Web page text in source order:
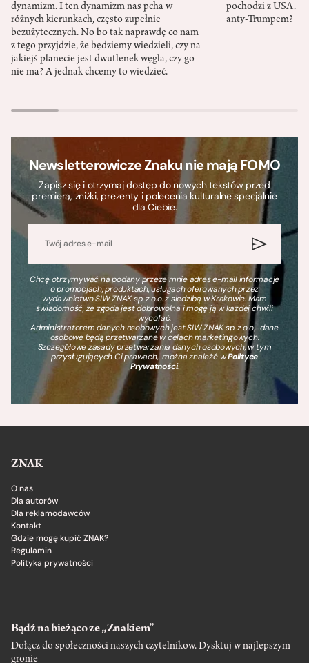
dynamizm. I ten dynamizm nas pcha w
różnych kierunkach, często zupełnie
bezużytecznych. No bo tak naprawdę co nam
z tego przyjdzie, że będziemy wiedzieli, czy na
jakiejś planecie jest dwutlenek węgla, czy go
nie ma? A jednak chcemy to wiedzieć.
pochodzi z USA.
anty-Trumpem?
Newsletterowicze Znaku nie mają FOMO
Zapisz się i otrzymaj dostęp do nowych tekstów przed
premierą, zniżki, prezenty i polecenia kulturalne specjalnie
dla Ciebie.
Chcę otrzymywać na podany przeze mnie adres e-mail informacje
o promocjach, produktach, usługach oferowanych przez
wydawnictwo SIW ZNAK sp. z o.o. z siedzibą w Krakowie. Mam
świadomość, że zgoda jest dobrowolna i mogę ją w każdej chwili
wycofać.
Administratorem danych osobowych jest SIW ZNAK sp. z o.o., dane
osobowe będą przetwarzane w celach marketingowych.
Szczegółowe zasady przetwarzania danych osobowych, w tym
przysługujących Ci prawach, można znaleźć wPolityce
Prywatności.
ZNAK
O nas
Dla autorów
Dla reklamodawców
Kontakt
Gdzie mogę kupić ZNAK?
Regulamin
Polityka prywatności
Bądź na bieżąco ze „Znakiem”
Dołącz do społeczności naszych czytelnikow. Dysktuj w najlepszym
gronie